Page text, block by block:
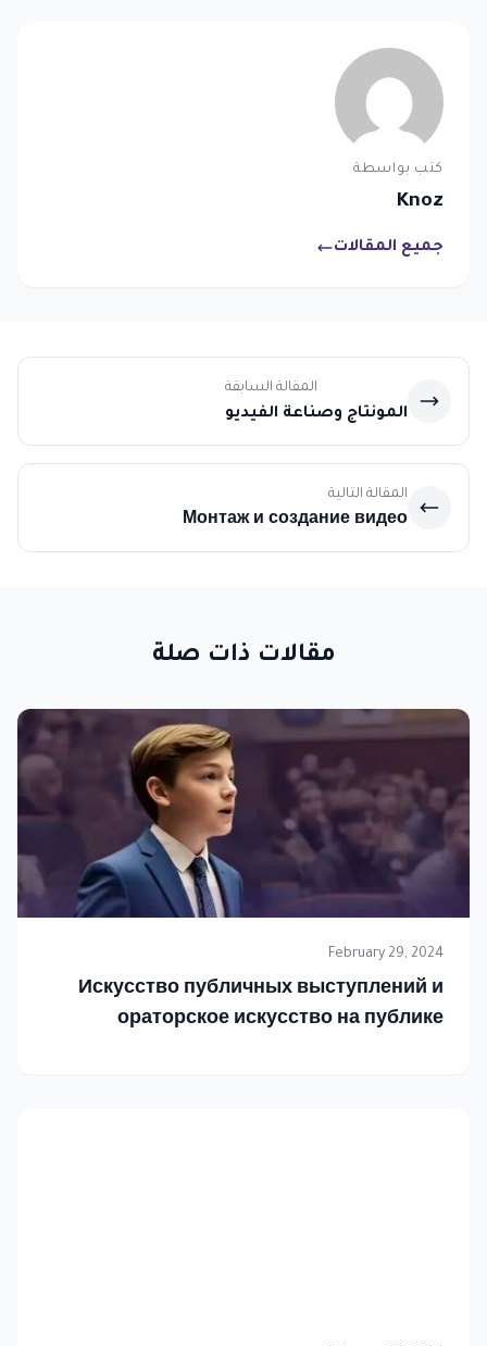
كتب بواسطة
Knoz
جميع المقالات
المقالة السابقة
المونتاج وصناعة الفيديو
المقالة التالية
Монтаж и создание видео
مقالات ذات صلة
February 29, 2024
Искусство публичных выступлений и
ораторское искусство на публике